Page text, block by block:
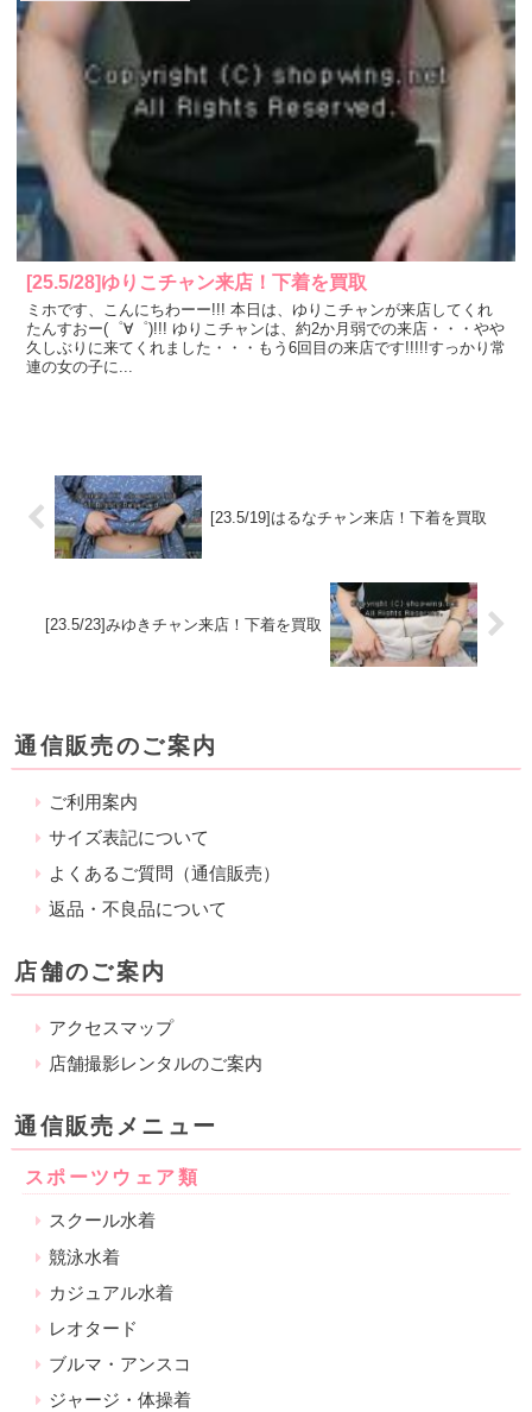
[25.5/28]ゆりこチャン来店！下着を買取
ミホです、こんにちわーー!!! 本日は、ゆりこチャンが来店してくれ
たんすおー(゜∀゜)!!! ゆりこチャンは、約2か月弱での来店・・・やや
久しぶりに来てくれました・・・もう6回目の来店です!!!!!すっかり常
連の女の子に...
[23.5/19]はるなチャン来店！下着を買取
[23.5/23]みゆきチャン来店！下着を買取
通信販売のご案内
ご利用案内
サイズ表記について
よくあるご質問（通信販売）
返品・不良品について
店舗のご案内
アクセスマップ
店舗撮影レンタルのご案内
通信販売メニュー
スポーツウェア類
スクール水着
競泳水着
カジュアル水着
レオタード
ブルマ・アンスコ
ジャージ・体操着